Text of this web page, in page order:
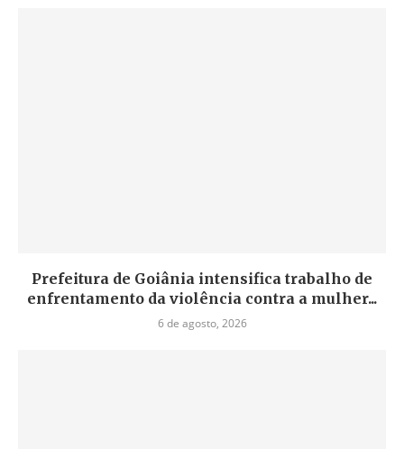
Prefeitura de Goiânia intensifica trabalho de
enfrentamento da violência contra a mulher...
6 de agosto, 2026